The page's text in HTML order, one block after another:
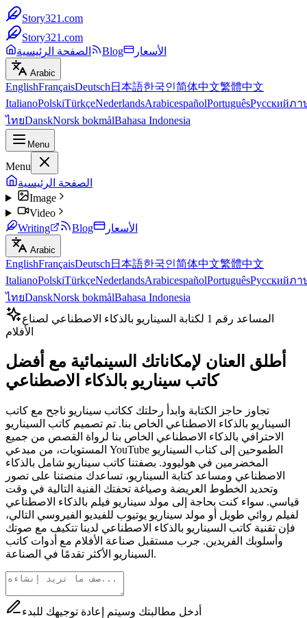
Story321.com
Story321.com
الصفحة الرئيسية
Blog الأسعار
Arabic
EnglishFrançaisDeutsch 日本語한국인简体中文繁體中文
ItalianoPolskiTürkçeNederlandsArabicespañolPortuguêsРусскийภา
ไทยDanskNorsk bokmålBahasa Indonesia
Menu
Menu
الصفحة الرئيسية
Image
Video
Writing
Blog الأسعار
Arabic
EnglishFrançaisDeutsch 日本語한국인简体中文繁體中文
ItalianoPolskiTürkçeNederlandsArabicespañolPortuguêsРусскийภา
ไทยDanskNorsk bokmålBahasa Indonesia
المساعد رقم 1 لكتابة السيناريو بالذكاء الاصطناعي لصناع
الأفلام
أطلق العنان لإمكاناتك السينمائية مع أفضل
كاتب سيناريو بالذكاء الاصطناعي
تجاوز حاجز الكتابة وابدأ رحلتك ككاتب سيناريو ناجح مع كاتب
السيناريو بالذكاء الاصطناعي الخاص بنا. تم تصميم كاتب السيناريو
الاحترافي بالذكاء الاصطناعي الخاص بنا لرواة القصص من جميع
المستويات، من مبدعي YouTube الطموحين إلى كتاب السيناريو
المخضرمين في هوليوود. بصفتنا كاتب سيناريو شامل بالذكاء
الاصطناعي ومساعد كتابة السيناريو، تساعدك منصتنا على تصور
وتحديد الخطوط العريضة وصياغة تحفتك الفنية التالية في وقت
قياسي. سواء كنت بحاجة إلى مولد سيناريو فيلم بالذكاء الاصطناعي
لفيلم روائي طويل أو مولد سيناريو يوتيوب للفيديو الفيروسي التالي،
فإن تقنية كاتب السيناريو بالذكاء الاصطناعي لدينا تتكيف مع صوتك
وأسلوبك الفريدين. جرب مستقبل صناعة الأفلام مع أدوات كاتب
السيناريو الأكثر تقدمًا في الصناعة.
أدخل مطالبتك وسيتم إعادة توجيهك للبدء